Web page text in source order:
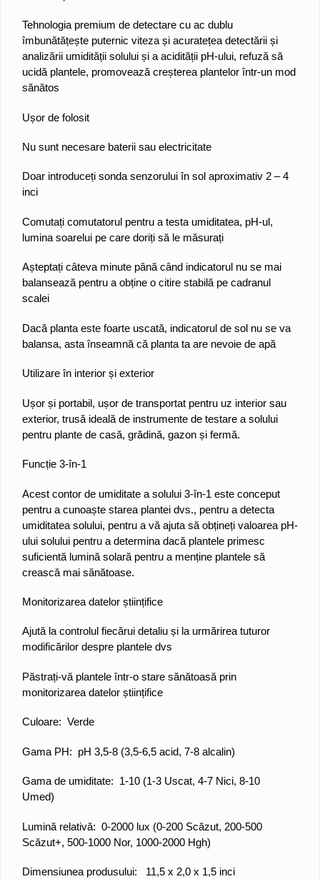
Tehnologia premium de detectare cu ac dublu
îmbunătățește puternic viteza și acuratețea detectării și
analizării umidității solului și a acidității pH-ului, refuză să
ucidă plantele, promovează creșterea plantelor într-un mod
sănătos
Ușor de folosit
Nu sunt necesare baterii sau electricitate
Doar introduceți sonda senzorului în sol aproximativ 2 – 4
inci
Comutați comutatorul pentru a testa umiditatea, pH-ul,
lumina soarelui pe care doriți să le măsurați
Așteptați câteva minute până când indicatorul nu se mai
balansează pentru a obține o citire stabilă pe cadranul
scalei
Dacă planta este foarte uscată, indicatorul de sol nu se va
balansa, asta înseamnă că planta ta are nevoie de apă
Utilizare în interior și exterior
Ușor și portabil, ușor de transportat pentru uz interior sau
exterior, trusă ideală de instrumente de testare a solului
pentru plante de casă, grădină, gazon și fermă.
Funcție 3-în-1
Acest contor de umiditate a solului 3-în-1 este conceput
pentru a cunoaște starea plantei dvs., pentru a detecta
umiditatea solului, pentru a vă ajuta să obțineți valoarea pH-
ului solului pentru a determina dacă plantele primesc
suficientă lumină solară pentru a menține plantele să
crească mai sănătoase.
Monitorizarea datelor științifice
Ajută la controlul fiecărui detaliu și la urmărirea tuturor
modificărilor despre plantele dvs
Păstrați-vă plantele într-o stare sănătoasă prin
monitorizarea datelor științifice
Culoare: Verde
Gama PH: pH 3,5-8 (3,5-6,5 acid, 7-8 alcalin)
Gama de umiditate: 1-10 (1-3 Uscat, 4-7 Nici, 8-10
Umed)
Lumină relativă: 0-2000 lux (0-200 Scăzut, 200-500
Scăzut+, 500-1000 Nor, 1000-2000 Hgh)
Dimensiunea produsului: 11,5 x 2,0 x 1,5 inci